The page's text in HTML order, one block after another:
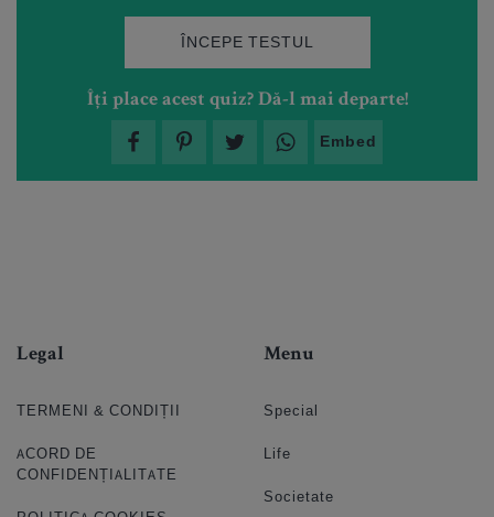
ÎNCEPE TESTUL
Îți place acest quiz? Dă-l mai departe!
Embed
Legal
TERMENI & CONDIȚII
ACORD DE
CONFIDENȚIALITATE
Menu
Special
Life
Societate